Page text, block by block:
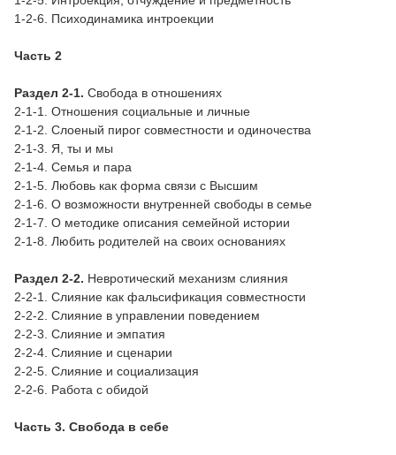
1-2-6. Психодинамика интроекции
Часть 2
Раздел 2-1. Свобода в отношениях
2-1-1. Отношения социальные и личные
2-1-2. Слоеный пирог совместности и одиночества
2-1-3. Я, ты и мы
2-1-4. Семья и пара
2-1-5. Любовь как форма связи с Высшим
2-1-6. О возможности внутренней свободы в семье
2-1-7. О методике описания семейной истории
2-1-8. Любить родителей на своих основаниях
Раздел 2-2. Невротический механизм слияния
2-2-1. Слияние как фальсификация совместности
2-2-2. Слияние в управлении поведением
2-2-3. Слияние и эмпатия
2-2-4. Слияние и сценарии
2-2-5. Слияние и социализация
2-2-6. Работа с обидой
Часть 3. Свобода в себе